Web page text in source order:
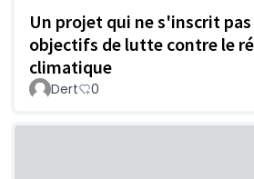
Un projet qui ne s'inscrit pas
objectifs de lutte contre le
climatique
Dert 0